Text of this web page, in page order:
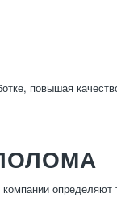
повышая
определяют